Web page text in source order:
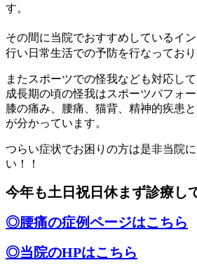
す。
その間に当院でおすすめしているイ
行い日常生活での予防を行なっており
またスポーツでの怪我なども対応し
成長期の頃の怪我はスポーツパフォ
膝の痛み、腰痛、猫背、精神的疾患
が分かっています。
つらい症状でお困りの方は是非当院
い！！
今年も土日祝日休まず診療し
◎腰痛の症例ページはこちら
◎当院のHPはこちら